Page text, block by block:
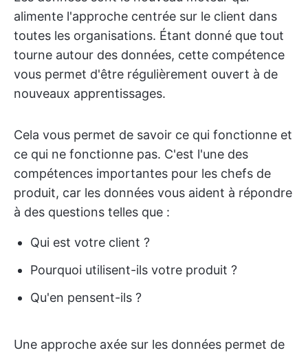
alimente l'approche centrée sur le client dans
toutes les organisations. Étant donné que tout
tourne autour des données, cette compétence
vous permet d'être régulièrement ouvert à de
nouveaux apprentissages.
Cela vous permet de savoir ce qui fonctionne et
ce qui ne fonctionne pas. C'est l'une des
compétences importantes pour les chefs de
produit, car les données vous aident à répondre
à des questions telles que :
Qui est votre client ?
Pourquoi utilisent-ils votre produit ?
Qu'en pensent-ils ?
Une approche axée sur les données permet de